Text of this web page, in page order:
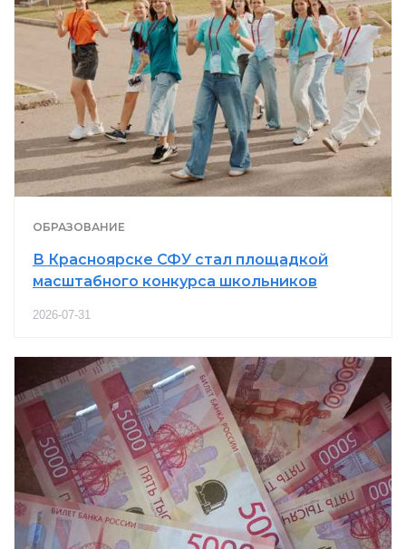
ОБРАЗОВАНИЕ
В Красноярске СФУ стал площадкой
масштабного конкурса школьников
2026-07-31